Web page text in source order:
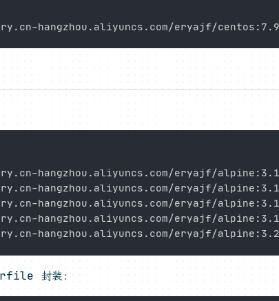
hangzhou.aliyuncs.com/eryajf/
hangzhou.aliyuncs.com/eryajf/
hangzhou.aliyuncs.com/eryajf/
hangzhou.aliyuncs.com/eryajf/
封装：